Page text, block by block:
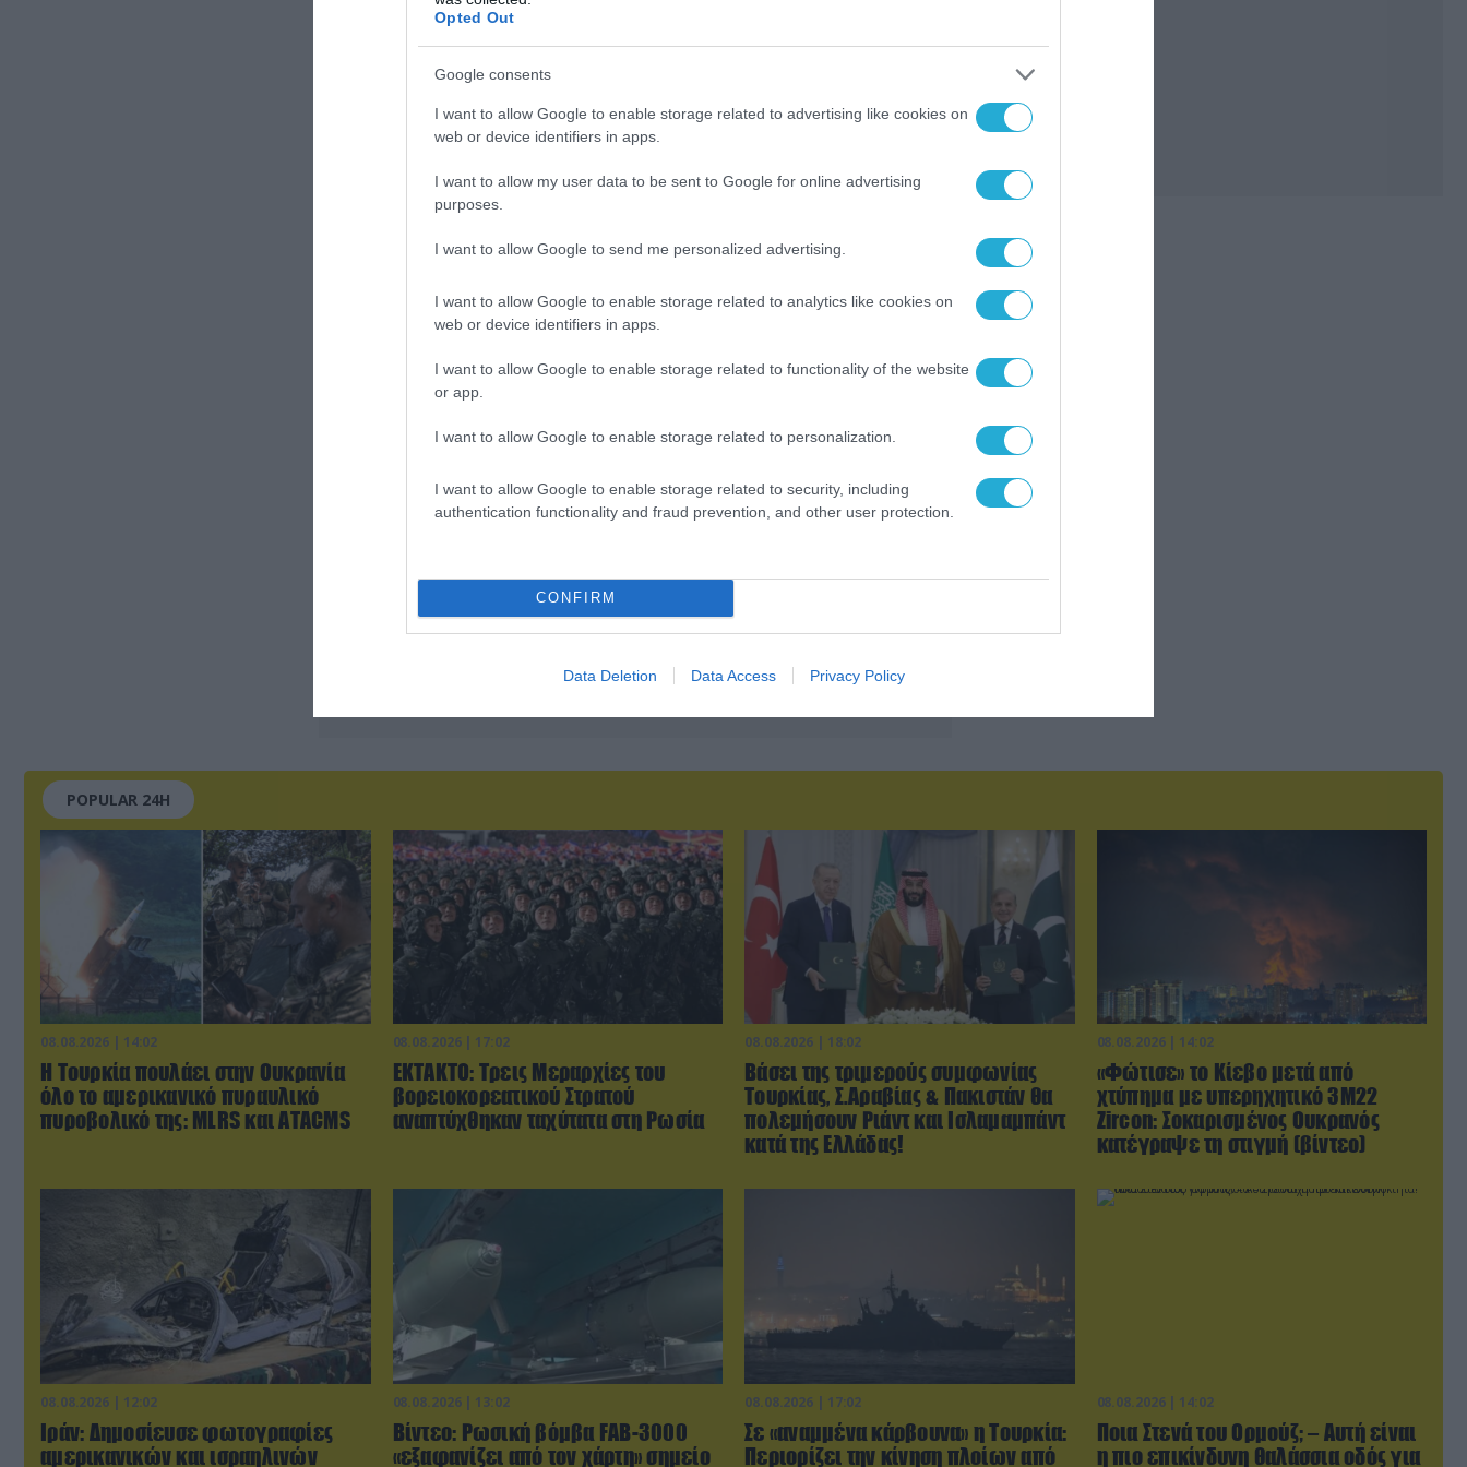
Opted Out
Google consents
I want to allow Google to enable storage related to advertising like cookies on
web or device identifiers in apps.
I want to allow my user data to be sent to Google for online advertising
purposes.
I want to allow Google to send me personalized advertising.
I want to allow Google to enable storage related to analytics like cookies on
web or device identifiers in apps.
I want to allow Google to enable storage related to functionality of the website
or app.
I want to allow Google to enable storage related to personalization.
I want to allow Google to enable storage related to security, including
authentication functionality and fraud prevention, and other user protection.
CONFIRM
Data Deletion Data Access Privacy Policy
ΣΧΟΛΙΑΣΤΕ ΤΟ ΑΡΘΡΟ
POPULAR 24H
08.08.2026 | 14:02
Η Τουρκία πουλάει στην Ουκρανία
όλο το αμερικανικό πυραυλικό
πυροβολικό της: MLRS και ΑΤΑCMS
08.08.2026 | 17:02
ΕΚΤΑΚΤΟ: Τρεις Μεραρχίες του
βορειοκορεατικού Στρατού
αναπτύχθηκαν ταχύτατα στη Ρωσία
08.08.2026 | 18:02
Βάσει της τριμερούς συμφωνίας
Τουρκίας, Σ.Αραβίας & Πακιστάν θα
πολεμήσουν Ριάντ και Ισλαμαμπάντ
κατά της Ελλάδας!
08.08.2026 | 14:02
«Φώτισε» το Κίεβο μετά από
χτύπημα με υπερηχητικό 3M22
Zircon: Σοκαρισμένος Ουκρανός
κατέγραψε τη στιγμή (βίντεο)
08.08.2026 | 12:02
Ιράν: Δημοσίευσε φωτογραφίες
αμερικανικών και ισραηλινών
08.08.2026 | 13:02
Βίντεο: Ρωσική βόμβα FAB-3000
«εξαφανίζει από τον χάρτη» σημείο
08.08.2026 | 17:02
Σε «αναμμένα κάρβουνα» η Τουρκία:
Περιορίζει την κίνηση πλοίων από
08.08.2026 | 14:02
Ποια Στενά του Ορμούζ; – Αυτή είναι
η πιο επικίνδυνη θαλάσσια οδός για